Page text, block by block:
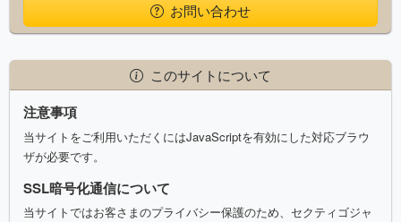
お問い合わせ
このサイトについて
注意事項
当サイトをご利用いただくにはJavaScriptを有効にした対応ブラウ
ザが必要です。
SSL暗号化通信について
当サイトではお客さまのプライバシー保護のため、セクティゴジャ